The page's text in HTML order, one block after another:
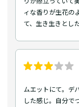
ィな香りが生花の
て、生き生きとし
ムエットにて。デ
した感じ。自分で